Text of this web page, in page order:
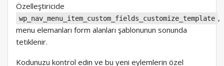
Özelleştiricide
wp_nav_menu_item_custom_fields_customize_template ,
menu elemanları form alanları şablonunun sonunda
tetiklenir.
Kodunuzu kontrol edin ve bu yeni eylemlerin özel